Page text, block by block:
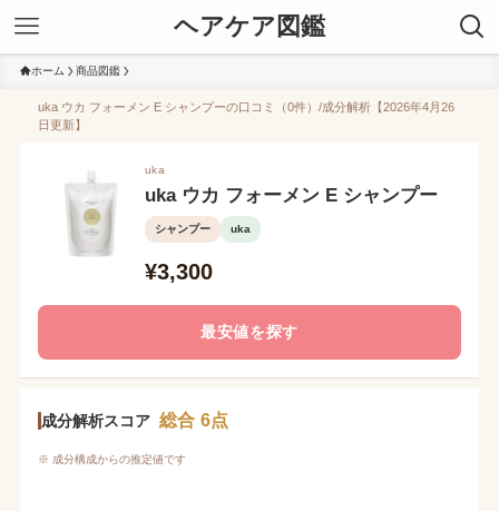
ヘアケア図鑑
ホーム 商品図鑑
uka ウカ フォーメン E シャンプーの口コミ（0件）/成分解析【2026年4月26
日更新】
uka
uka ウカ フォーメン E シャンプー
シャンプー uka
¥3,300
最安値を探す
成分解析スコア 総合 6点
※ 成分構成からの推定値です